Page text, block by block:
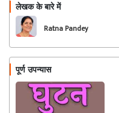
लेखक के बारे में
Ratna Pandey
पूर्ण उपन्यास